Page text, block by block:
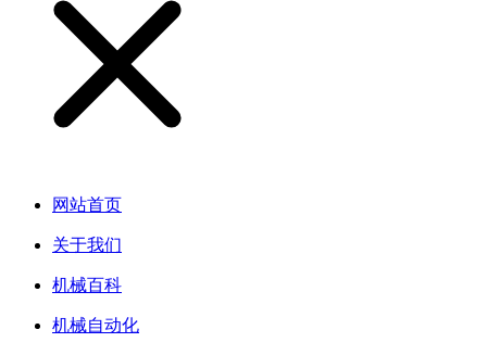
网站首页
关于我们
机械百科
机械自动化